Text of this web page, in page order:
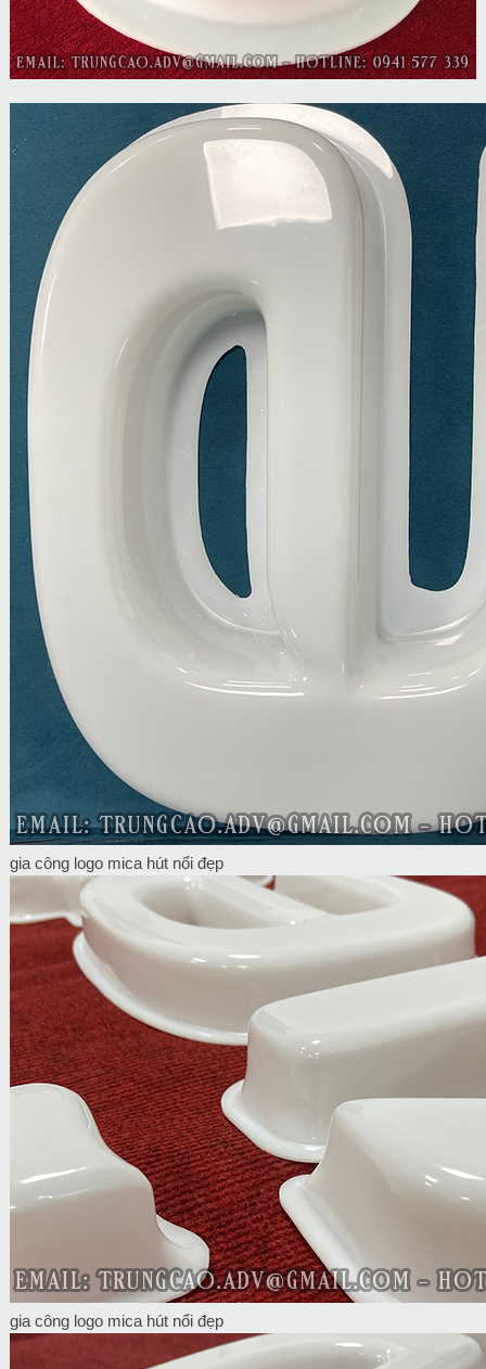
gia công logo mica hút nổi đẹp
gia công logo mica hút nổi đẹp